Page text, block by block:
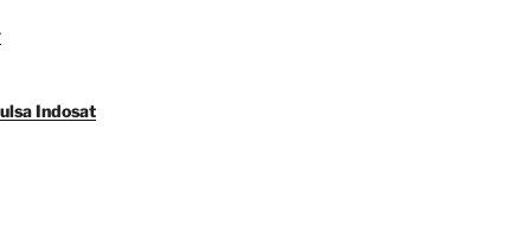
Indosat